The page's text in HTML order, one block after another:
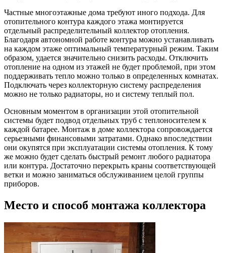
Частные многоэтажные дома требуют иного подхода. Для
отопительного контура каждого этажа монтируется
отдельный распределительный коллектор отопления.
Благодаря автономной работе контура можно устанавливать
на каждом этаже оптимальный температурный режим. Таким
образом, удается значительно снизить расходы. Отключить
отопление на одном из этажей не будет проблемой, при этом
поддерживать тепло можно только в определенных комнатах.
Подключать через коллекторную систему распределения
можно не только радиаторы, но и систему теплый пол.
Основным моментом в организации этой отопительной
системы будет подвод отдельных труб с теплоносителем к
каждой батарее. Монтаж в доме коллектора сопровождается
серьезными финансовыми затратами. Однако впоследствии
они окупятся при эксплуатации системы отопления. К тому
же можно будет сделать быстрый ремонт любого радиатора
или контура. Достаточно перекрыть краны соответствующей
ветки и можно заниматься обслуживанием целой группы
приборов.
Место и способ монтажа коллектора